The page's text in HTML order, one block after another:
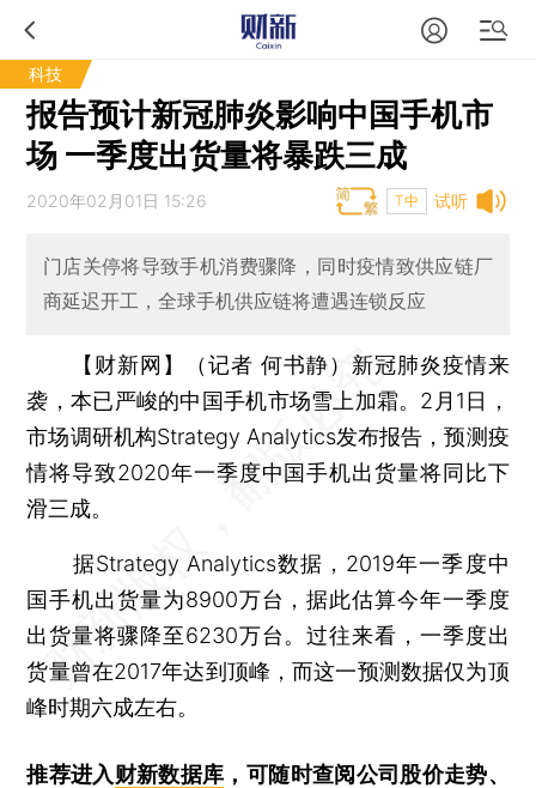
科技
报告预计新冠肺炎影响中国手机市
场 一季度出货量将暴跌三成
试听
2020年02月01日 15:26 T中
门店关停将导致手机消费骤降，同时疫情致供应链厂
商延迟开工，全球手机供应链将遭遇连锁反应
【财新网】（记者 何书静） 新冠肺炎疫情来
袭，本已严峻的中国手机市场雪上加霜。2月1日，
市场调研机构Strategy Analytics发布报告，预测疫
情将导致2020年一季度中国手机出货量将同比下
滑三成。
据Strategy Analytics数据，2019年一季度中
国手机出货量为8900万台，据此估算今年一季度
出货量将骤降至6230万台。过往来看，一季度出
货量曾在2017年达到顶峰，而这一预测数据仅为顶
峰时期六成左右。
推荐进入财新数据库 ，可随时查阅公司股价走势、